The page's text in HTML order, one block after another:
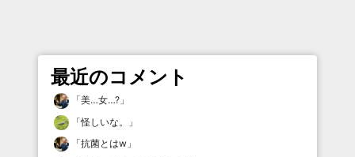
最近のコメント
「美…女…? 」
「怪しいな。
」
「抗菌とはw 」